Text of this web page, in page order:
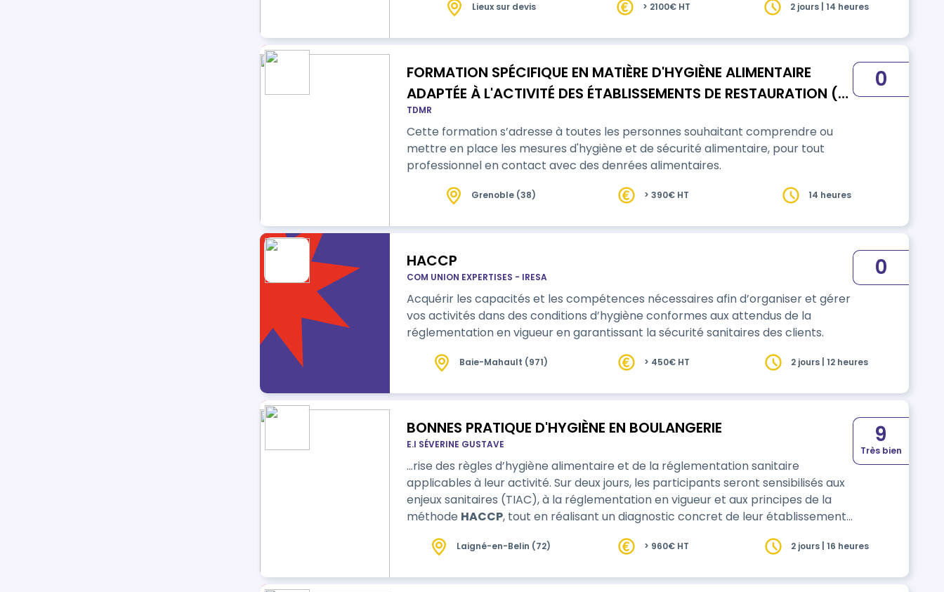
Lieux sur devis > 2100€ HT 2 jours | 14 heures
FORMATION SPÉCIFIQUE EN MATIÈRE D'HYGIÈNE ALIMENTAIRE
ADAPTÉE À L'ACTIVITÉ DES ÉTABLISSEMENTS DE RESTAURATION (
enfance petite enfance)
TDMR
Cette formation s’adresse à toutes les personnes souhaitant comprendre ou
mettre en place les mesures d'hygiène et de sécurité alimentaire, pour tout
professionnel en contact avec des denrées alimentaires.
0
Grenoble (38) > 390€ HT 14 heures
HACCP
COM UNION EXPERTISES - IRESA
Acquérir les capacités et les compétences nécessaires afin d’organiser et gérer
vos activités dans des conditions d’hygiène conformes aux attendus de la
réglementation en vigueur en garantissant la sécurité sanitaires des clients.
0
Baie-Mahault (971) > 450€ HT 2 jours | 12 heures
BONNES PRATIQUE D'HYGIÈNE EN BOULANGERIE
E.I SÉVERINE GUSTAVE
…rise des règles d’hygiène alimentaire et de la réglementation sanitaire
applicables à leur activité. Sur deux jours, les participants seront sensibilisés aux
enjeux sanitaires (TIAC), à la réglementation en vigueur et aux principes de la
méthode HACCP, tout en réalisant un diagnostic concret de leur établissement.
pratiques existantes, d’identifier les non-conformités et de construire ou
9
Très bien
Laigné-en-Belin (72) > 960€ HT 2 jours | 16 heures